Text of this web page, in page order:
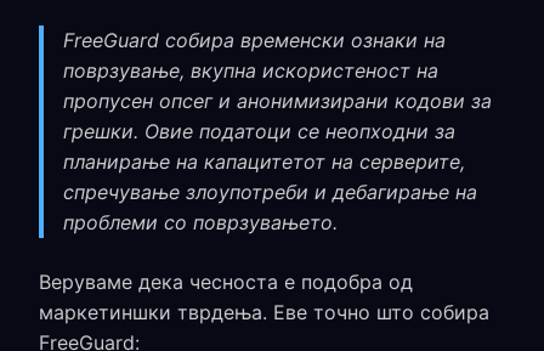
FreeGuard собира временски ознаки на
поврзување, вкупна искористеност на
пропусен опсег и анонимизирани кодови за
грешки. Овие податоци се неопходни за
планирање на капацитетот на серверите,
спречување злоупотреби и дебагирање на
проблеми со поврзувањето.
Веруваме дека чесноста е подобра од
маркетиншки тврдења. Еве точно што собира
FreeGuard: